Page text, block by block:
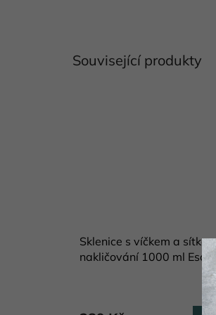
Související produkty
Sklenice s víčkem a
nakličování 1000 ml